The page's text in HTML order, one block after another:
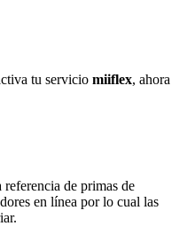
tu servicio miiflex, ahora
de primas de
en línea por lo cual las